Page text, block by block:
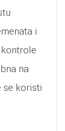
i
na
se koristi